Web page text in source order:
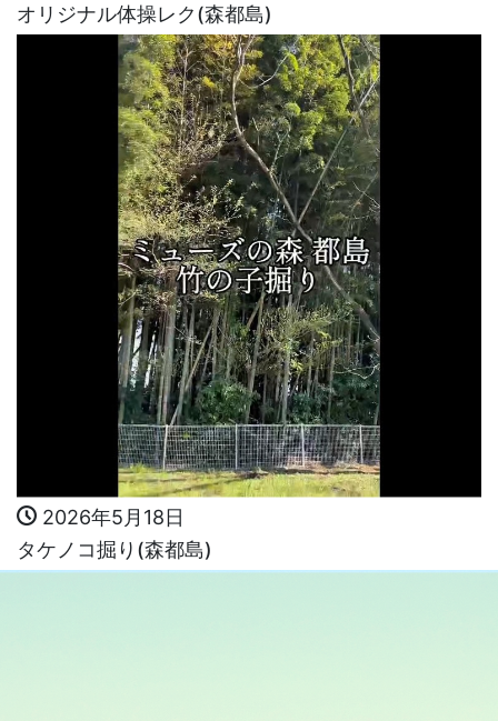
オリジナル体操レク(森都島)
2026年5月18日
タケノコ掘り(森都島)